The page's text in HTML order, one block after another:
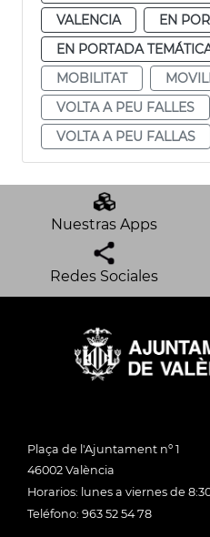
VALENCIA
EN
EN PORTADA
MOBILITAT
VOLTA A PEU FALLES
VOLTA A PEU FALLAS
Nuestras Apps
Redes Sociales
Plaça de l'Ajuntament nº 1
46002 València
Horarios: lunes a viernes de
Teléfono: 963 52 54 78